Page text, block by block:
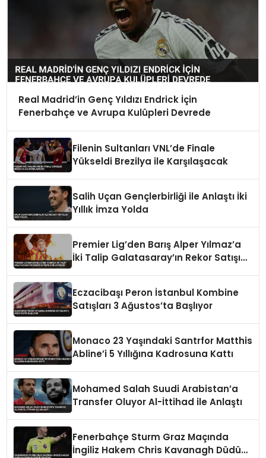
Real Madrid’in Genç Yıldızı Endrick İçin
Fenerbahçe ve Avrupa Kulüpleri Devrede
Filenin Sultanları VNL’de Finale
Yükseldi Brezilya ile Karşılaşacak
Salih Uçan Gençlerbirliği ile Anlaştı İki
Yıllık İmza Yolda
Premier Lig’den Barış Alper Yılmaz’a
İki Talip Galatasaray’ın Rekor Satışını
Eczacibaşı Peron İstanbul Kombine
Satışları 3 Ağustos’ta Başlıyor
Monaco 23 Yaşındaki Santrfor Matthis
Abline’i 5 Yıllığına Kadrosuna Kattı
Mohamed Salah Suudi Arabistan’a
Transfer Oluyor Al-İttihad ile Anlaştı
Fenerbahçe Sturm Graz Maçında
İngiliz Hakem Chris Kavanagh Düdük